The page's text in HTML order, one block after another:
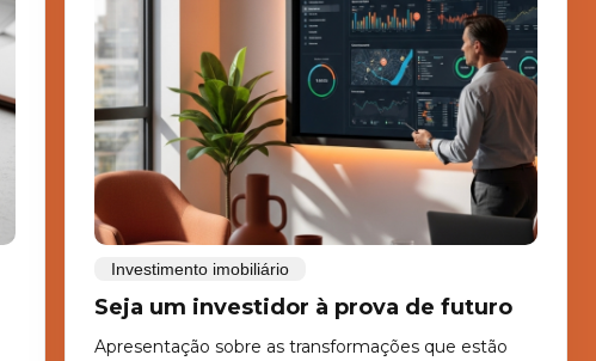
Investimento imobiliário
Seja um investidor à prova de futuro
Apresentação sobre as transformações que estão